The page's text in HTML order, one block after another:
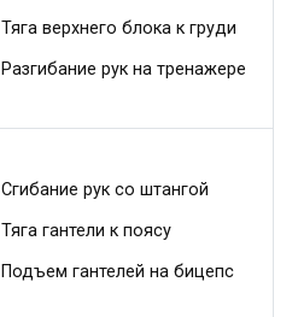
Тяга верхнего блока к груди
Разгибание рук на тренажере
Сгибание рук со штангой
Тяга гантели к поясу
Подъем гантелей на бицепс